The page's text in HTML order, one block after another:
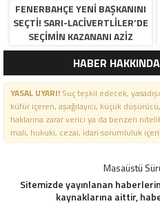
FENERBAHÇE YENI BAŞKANINI
SEÇTI! SARI-LACIVERTLILER’DE
SEÇIMIN KAZANANI AZIZ
YILDIRIM OLDU
HABER
YASAL UYARI!Suç teşkil edecek,
küfür içeren, aşağılayıcı, küçük
haklarına zarar verici ya da benzeri
mali, hukuki, cezai, idari sorumluluk
Masaüstü
Sitemizde yayınlanan
kaynaklarına aittir,